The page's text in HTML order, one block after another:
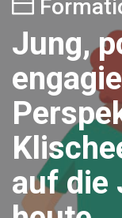
Jung,
auf die